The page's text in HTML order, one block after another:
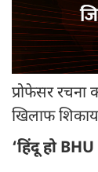
प्रोफेसर
खिलाफ
‘हिंदू हो